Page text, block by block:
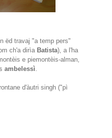
ëd travaj "a temp pers"
ch'a dirìa Batista), a l'ha
e piemontèis-alman,
ambelessì
d'àutri singh ("pì